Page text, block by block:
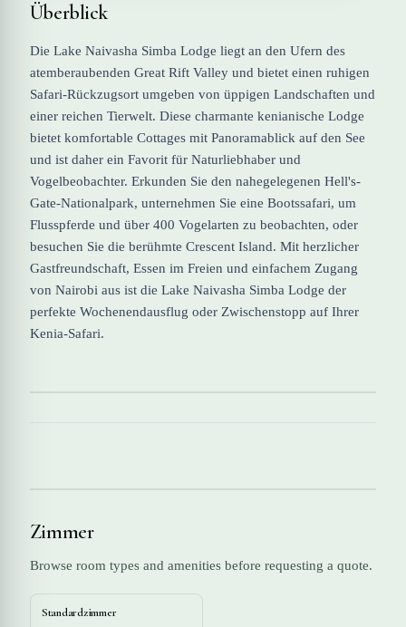
Überblick
Die Lake Naivasha Simba Lodge liegt an den Ufern des
atemberaubenden Great Rift Valley und bietet einen ruhigen
Safari-Rückzugsort umgeben von üppigen Landschaften und
einer reichen Tierwelt. Diese charmante kenianische Lodge
bietet komfortable Cottages mit Panoramablick auf den See
und ist daher ein Favorit für Naturliebhaber und
Vogelbeobachter. Erkunden Sie den nahegelegenen Hell's-
Gate-Nationalpark, unternehmen Sie eine Bootssafari, um
Flusspferde und über 400 Vogelarten zu beobachten, oder
besuchen Sie die berühmte Crescent Island. Mit herzlicher
Gastfreundschaft, Essen im Freien und einfachem Zugang
von Nairobi aus ist die Lake Naivasha Simba Lodge der
perfekte Wochenendausflug oder Zwischenstopp auf Ihrer
Kenia-Safari.
Zimmer
Browse room types and amenities before requesting a quote.
Standardzimmer